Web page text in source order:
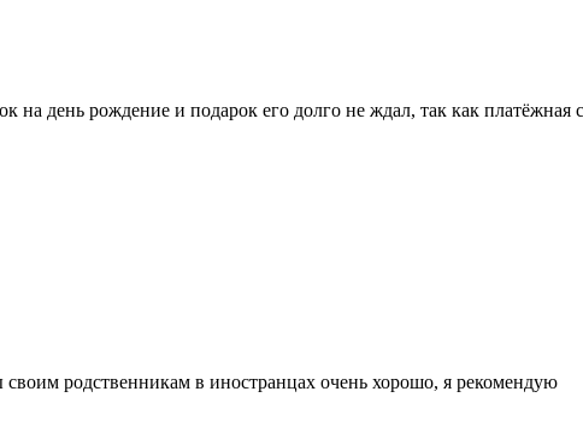
на день рождение и подарок его долго не ждал, так как
родственникам в иностранцах очень хорошо, я рекомендую